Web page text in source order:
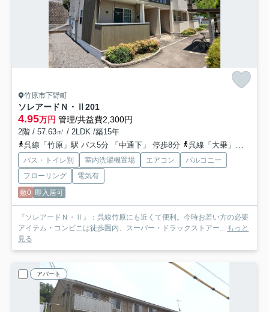
竹原市下野町
ソレアードＮ・Ⅱ 201
4.95万円 管理/共益費2,300円
2階 / 57.63㎡ / 2LDK /築15年
呉線「竹原」駅 バス5分 「中通下」 停歩8分
呉線「大乗」駅 徒歩84分
バス・トイレ別 室内洗濯機置場 エアコン
バルコニー
フローリング
電気有
敷0 即入居可
『ソレアードＮ・Ⅱ』：呉線竹原にも近くて便利。今時お若い方の必要
アイテム・コンビニは徒歩圏内、スーパー・ドラックストアー... もっと
見る
アパート